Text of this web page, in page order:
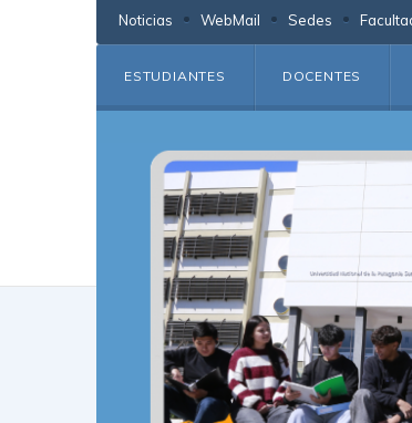
Noticias WebMail Sedes
ESTUDIANTES DOCENTES